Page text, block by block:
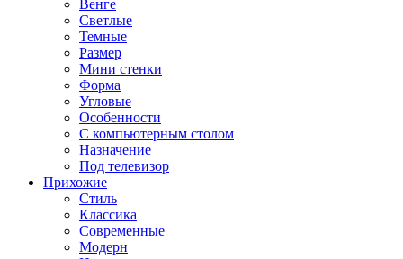
Венге
Светлые
Темные
Размер
Мини стенки
Форма
Угловые
Особенности
С компьютерным столом
Назначение
Под телевизор
Прихожие
Стиль
Классика
Современные
Модерн